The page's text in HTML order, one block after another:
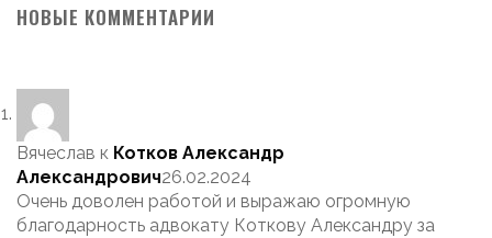
НОВЫЕ КОММЕНТАРИИ
Вячеслав к Котков Александр
Александрович26.02.2024
Очень доволен работой и выражаю огромную
благодарность адвокату Коткову Александру за